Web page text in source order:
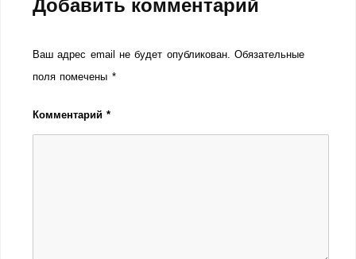
Добавить комментарий
Ваш адрес email не будет опубликован. Обязательные
поля помечены *
Комментарий*